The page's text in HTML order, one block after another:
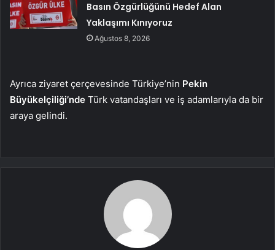
Basın Özgürlüğünü Hedef Alan
Yaklaşımı Kınıyoruz
Ağustos 8, 2026
Ayrıca ziyaret çerçevesinde Türkiye’nin Pekin
Büyükelçiliği’nde Türk vatandaşları ve iş adamlarıyla da bir
araya gelindi.